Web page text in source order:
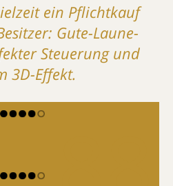
ein Pflichtkauf
Gute-Laune-
Steuerung und
3D-Effekt.